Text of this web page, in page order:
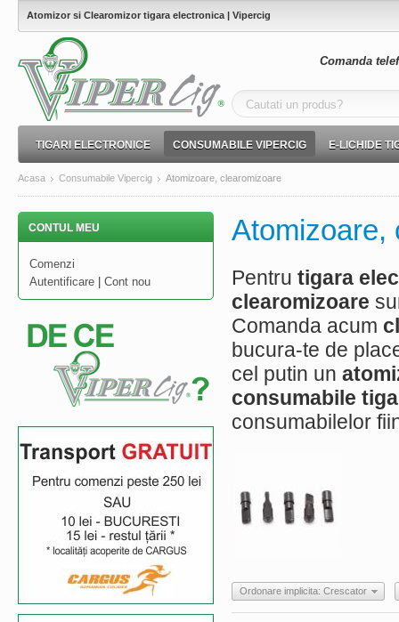
Atomizor si Clearomizor tigara electronica | Vipercig
Comanda
TIGARI ELECTRONICE CONSUMABILE VIPERCIG E-LICHIDE
Acasa Consumabile Vipercig Atomizoare, clearomizoare
CONTUL MEU
Comenzi
Autentificare
Cont nou
Atomizoare,
Pentru tigara
clearomizoare
Comanda acum
bucura-te de
cel putin un
consumabile
consumabilelor
Ordonare implicita: Crescator